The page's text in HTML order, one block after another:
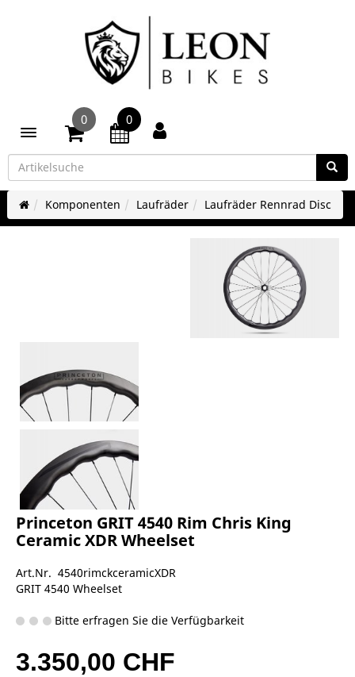
Toggle navigation
0 0
Komponenten Laufräder Laufräder Rennrad Disc
Princeton GRIT 4540 Rim Chris King
Ceramic XDR Wheelset
Art.Nr. 4540rimckceramicXDR
GRIT 4540 Wheelset
Bitte erfragen Sie die Verfügbarkeit
3.350,00 CHF